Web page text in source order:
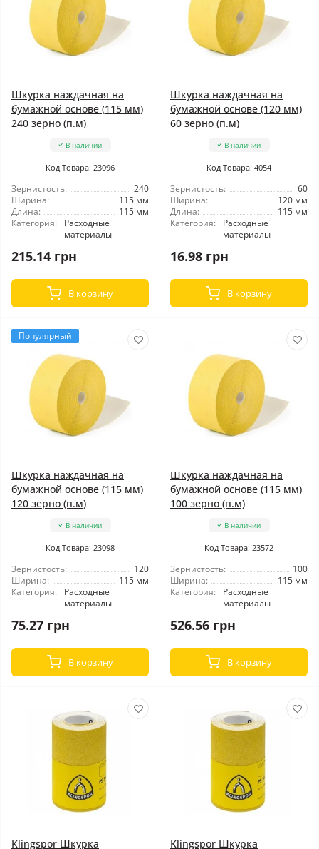
Шкурка наждачная на
бумажной основе (115 мм)
240 зерно (п.м)
В наличии
Код Товара: 23096
Зернистость:
240
Ширина:
115 мм
Длина:
115 мм
Категория:
Расходные
материалы
215.14 грн
В корзину
Шкурка наждачная на
бумажной основе (120 мм)
60 зерно (п.м)
В наличии
Код Товара: 4054
Зернистость:
60
Ширина:
120 мм
Длина:
115 мм
Категория:
Расходные
материалы
16.98 грн
В корзину
Популярный
Шкурка наждачная на
бумажной основе (115 мм)
120 зерно (п.м)
В наличии
Код Товара: 23098
Зернистость:
120
Ширина:
115 мм
Категория:
Расходные
материалы
75.27 грн
В корзину
Шкурка наждачная на
бумажной основе (115 мм)
100 зерно (п.м)
В наличии
Код Товара: 23572
Зернистость:
100
Ширина:
115 мм
Категория:
Расходные
материалы
526.56 грн
В корзину
Klingspor Шкурка Klingspor Шкурка